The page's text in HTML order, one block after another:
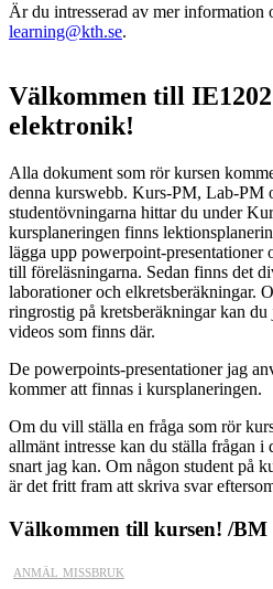
Är du intresserad av mer information
learning@kth.se.
Välkommen till
elektronik!
Alla dokument som rör kursen
denna kurswebb. Kurs-PM, Lab-PM
studentövningarna hittar du under
kursplaneringen finns
lägga upp powerpoint-presentationer
till föreläsningarna. Sedan finns det
laborationer och elkretsberäkningar.
ringrostig på kretsberäkningar kan
videos som finns där.
De powerpoints-presentationer jag
kommer att finnas i kursplaneringen.
Om du vill ställa en fråga som rör
allmänt intresse kan du ställa frågan i
snart jag kan. Om någon student på
är det fritt fram att skriva svar
Välkommen till kursen! /BM
anmäl missbruk